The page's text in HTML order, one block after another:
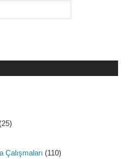
(25)
Çalışmaları (110)